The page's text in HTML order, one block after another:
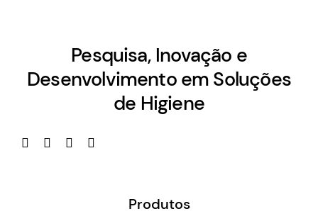
Pesquisa, Inovação e
Desenvolvimento em Soluções
de Higiene
Produtos